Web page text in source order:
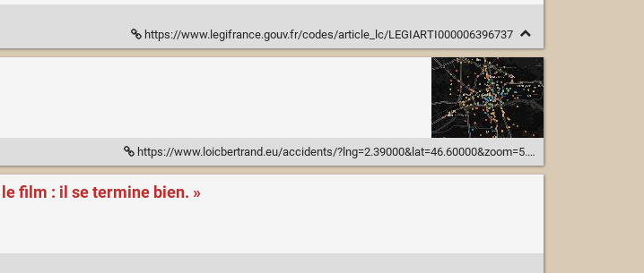
https://www.legifrance.gouv.fr/codes/article_lc/LEGIARTI000006396737
https://www.loicbertrand.eu/accidents/?lng=2.39000&lat=46.60000&zoom=5.00&mode=Pi%C3%A9ton%2CV%C3%A9lo%2CEDP-m%2C2+Roues+Motoris%C3%A9es%2C4+Roues%2CAutres%2CInd%C3%A9termin%C3%A9&grav=Bless%C3%A9+l%C3%A9ger%2CBless%C3%A9+hospitalis%C3%A9%2CTu%C3%A9&coloring=mode&years=2017-2024
film : il se termine bien. »